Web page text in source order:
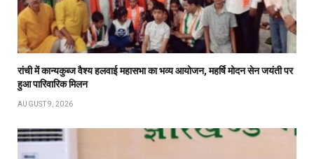
रांची में कान्यकुब्ज वैश्य हलवाई महासभा का भव्य आयोजन, महर्षि मोदन सेन जयंती पर
हुआ पारिवारिक मिलन
AUGUST 9, 2026